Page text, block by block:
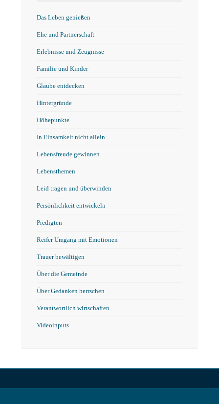
Das Leben genießen
Ehe und Partnerschaft
Erlebnisse und Zeugnisse
Familie und Kinder
Glaube entdecken
Hintergründe
Höhepunkte
In Einsamkeit nicht allein
Lebensfreude gewinnen
Lebensthemen
Leid tragen und überwinden
Persönlichkeit entwickeln
Predigten
Reifer Umgang mit Emotionen
Trauer bewältigen
Über die Gemeinde
Über Gedanken herrschen
Verantwortlich wirtschaften
Videoinputs